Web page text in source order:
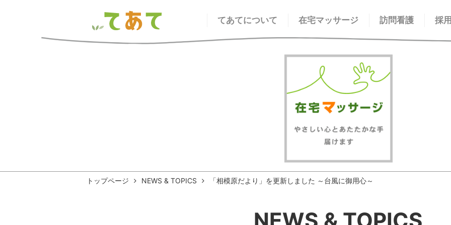
てあてについて 在宅マッサージ 訪問看護 採
トップページ NEWS & TOPICS 「相模原だより」を更新しました ～台風に御用心～